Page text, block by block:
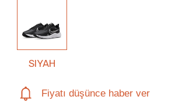
SIYAH
Fiyatı düşünce haber ver